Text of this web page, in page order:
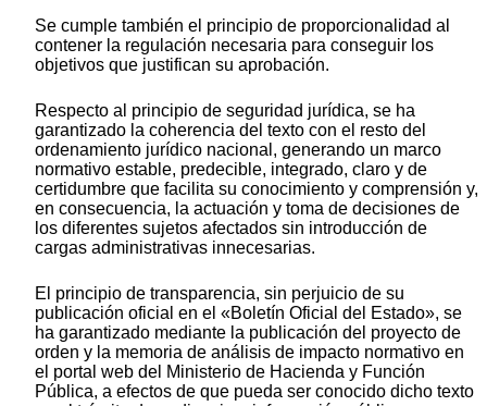
Se cumple también el principio de proporcionalidad al
contener la regulación necesaria para conseguir los
objetivos que justifican su aprobación.
Respecto al principio de seguridad jurídica, se ha
garantizado la coherencia del texto con el resto del
ordenamiento jurídico nacional, generando un marco
normativo estable, predecible, integrado, claro y de
certidumbre que facilita su conocimiento y comprensión y,
en consecuencia, la actuación y toma de decisiones de
los diferentes sujetos afectados sin introducción de
cargas administrativas innecesarias.
El principio de transparencia, sin perjuicio de su
publicación oficial en el «Boletín Oficial del Estado», se
ha garantizado mediante la publicación del proyecto de
orden y la memoria de análisis de impacto normativo en
el portal web del Ministerio de Hacienda y Función
Pública, a efectos de que pueda ser conocido dicho texto